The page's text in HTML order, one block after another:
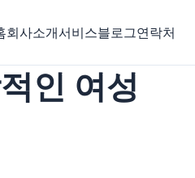
회사소개서비스블로그연락처
인 여성